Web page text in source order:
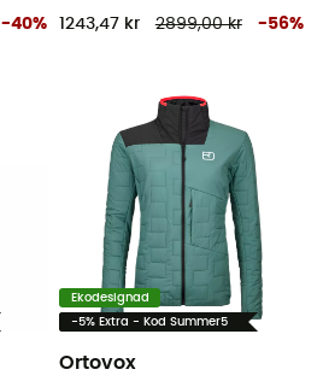
-40% 1243,47 kr 2899,00 kr -56%
Ekodesignad
-5% Extra - Kod Summer5
Ortovox